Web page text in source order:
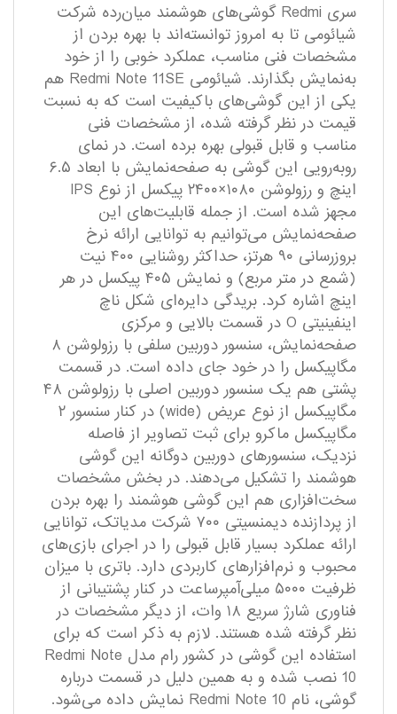
سری Redmi گوشی‌های هوشمند میان‌رده شرکت
شیائومی تا به امروز توانسته‌اند با بهره بردن از
مشخصات فنی مناسب، عملکرد خوبی را از خود
به‌نمایش بگذارند. شیائومی Redmi Note 11SE هم
یکی از این گوشی‌های با‌کیفیت است که به نسبت
قیمت در نظر گرفته شده، از مشخصات فنی
مناسب و قابل قبولی بهره برده است. در نمای
رو‌به‌رویی این گوشی به صفحه‌نمایش با ابعاد ۶.۵
اینچ و رزولوشن ۱۰۸۰×۲۴۰۰ پیکسل از نوع IPS
مجهز شده است. از جمله قابلیت‌های این
صفحه‌نمایش می‌توانیم به توانایی ارائه نرخ
بروزرسانی ۹۰ هرتز، حداکثر روشنایی ۴۰۰ نیت
(شمع در متر مربع) و نمایش ۴۰۵ پیکسل در هر
اینچ اشاره کرد. بریدگی دایره‌ای شکل ناچ
اینفینیتی O در قسمت بالایی و مرکزی
صفحه‌نمایش، سنسور دوربین سلفی با رزولوشن ۸
مگاپیکسل را در خود جای داده است. در قسمت
پشتی هم یک سنسور دوربین اصلی با رزولوشن ۴۸
مگاپیکسل از نوع عریض (wide) در کنار سنسور ۲
مگاپیکسل ماکرو برای ثبت تصاویر از فاصله
نزدیک، سنسور‌های دوربین دو‌گانه این گوشی
هوشمند را تشکیل می‌دهند. در بخش مشخصات
سخت‌افزاری هم این گوشی هوشمند را بهره بردن
از پردازنده دیمنسیتی ۷۰۰ شرکت مدیاتک، توانایی
ارائه عملکرد بسیار قابل قبولی را در اجرای بازی‌‌های
محبوب و نرم‌افزار‌های کاربردی دارد. باتری با میزان
ظرفیت ۵۰۰۰ میلی‌آمپر‌ساعت در کنار پشتیبانی از
فناوری شارژ سریع ۱۸ وات، از دیگر مشخصات در
نظر گرفته شده هستند. لازم به ذکر است که برای
استفاده این گوشی در کشور رام مدل Redmi Note
10 نصب شده و به‌ همین دلیل در قسمت درباره
گوشی، نام Redmi Note 10 نمایش داده می‌شود.